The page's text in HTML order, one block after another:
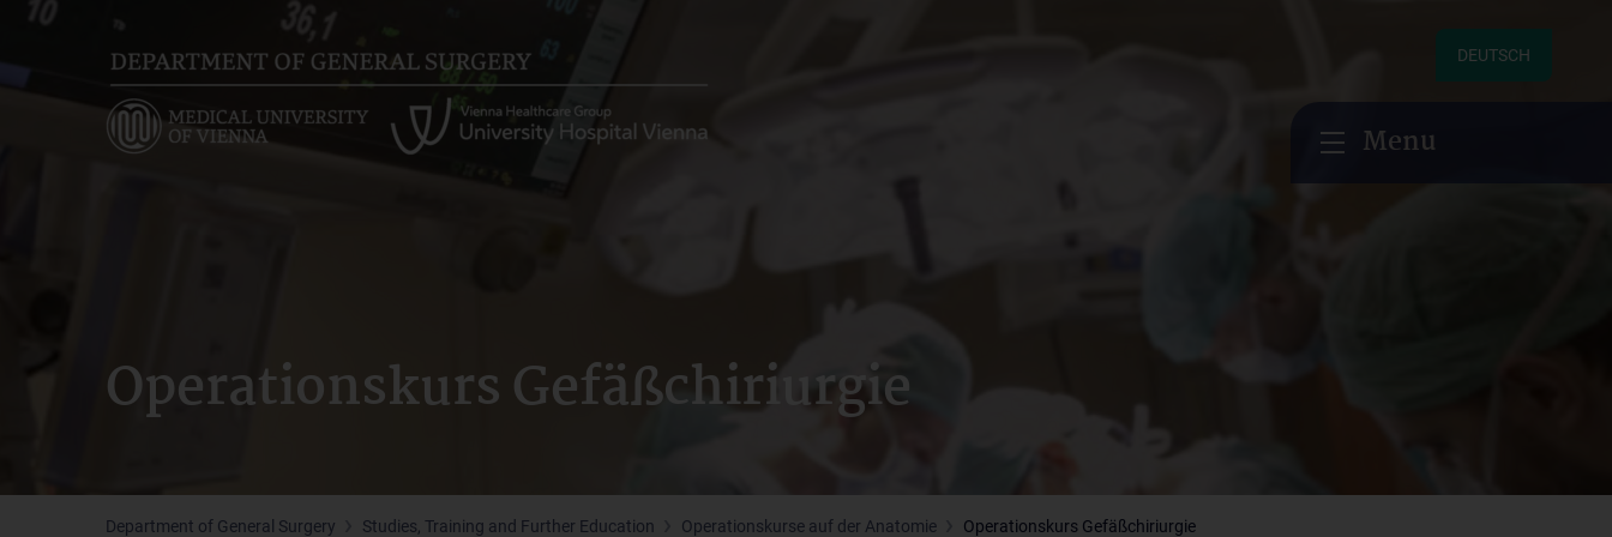
Skip
main
DEUTSCH
Menu
Operationskurs Gefäßchiriurgie
Department of General Surgery Studies, Training and Further Education Operationskurse auf der Anatomie Operationskurs Gefäßchiriurgie